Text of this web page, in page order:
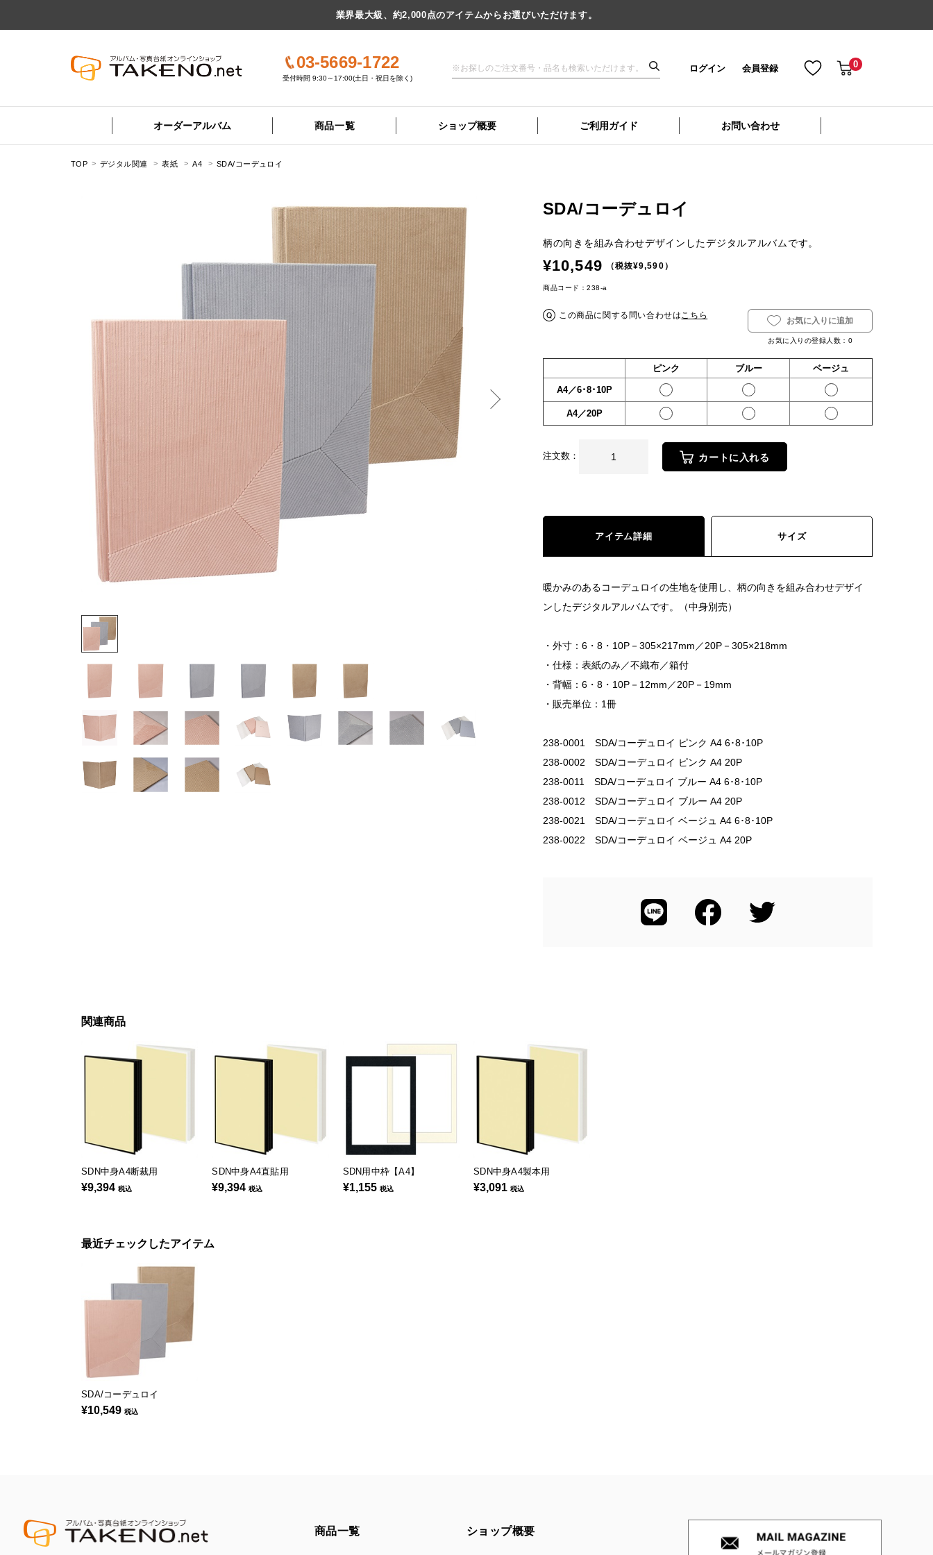
業界最大級、約2,000点のアイテムからお選びいただけます。
03-5669-1722
受付時間 9:30～17:00(土日・祝日を除く)
ログイン 会員登録 0
オーダーアルバム 商品一覧 ショップ概要 ご利用ガイド お問い合わせ
TOP デジタル関連 表紙 A4 SDA/コーデュロイ
SDA/コーデュロイ
柄の向きを組み合わせデザインしたデジタルアルバムです。
¥10,549 （税抜¥9,590）
商品コード：238-a
この商品に関する問い合わせはこちら
お気に入りに追加
お気に入りの登録人数： 0
ピンク ブルー ベージュ
A4／6･8･10P
A4／20P
注文数： カートに入れる
アイテム詳細 サイズ
暖かみのあるコーデュロイの生地を使用し、柄の向きを組み合わせデザイ
ンしたデジタルアルバムです。（中身別売）
・外寸：6・8・10P－305×217mm／20P－305×218mm
・仕様：表紙のみ／不織布／箱付
・背幅：6・8・10P－12mm／20P－19mm
・販売単位：1冊
238-0001 SDA/コーデュロイ ピンク A4 6･8･10P
238-0002 SDA/コーデュロイ ピンク A4 20P
238-0011 SDA/コーデュロイ ブルー A4 6･8･10P
238-0012 SDA/コーデュロイ ブルー A4 20P
238-0021 SDA/コーデュロイ ベージュ A4 6･8･10P
238-0022 SDA/コーデュロイ ベージュ A4 20P
関連商品
SDN中身A4断裁用
¥9,394 税込
SDN中身A4直貼用
¥9,394税込
SDN用中枠【A4】
¥1,155 税込
SDN中身A4製本用
¥3,091 税込
最近チェックしたアイテム
SDA/コーデュロイ
¥10,549 税込
商品一覧 ショップ概要